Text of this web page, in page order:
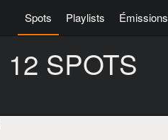
Spots Playlists Émissions
12 SPOTS